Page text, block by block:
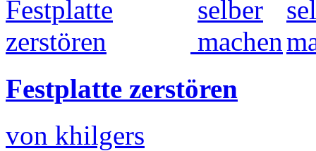
Festplatte zerstören
von khilgers